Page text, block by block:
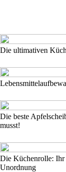
Die ultimativen
Die beste
musst!
Die Küchenrolle: Ihr
Unordnung